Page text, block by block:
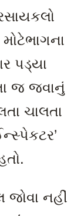
પડ્યા
જ જવાનું
ચાલતા
નહીં